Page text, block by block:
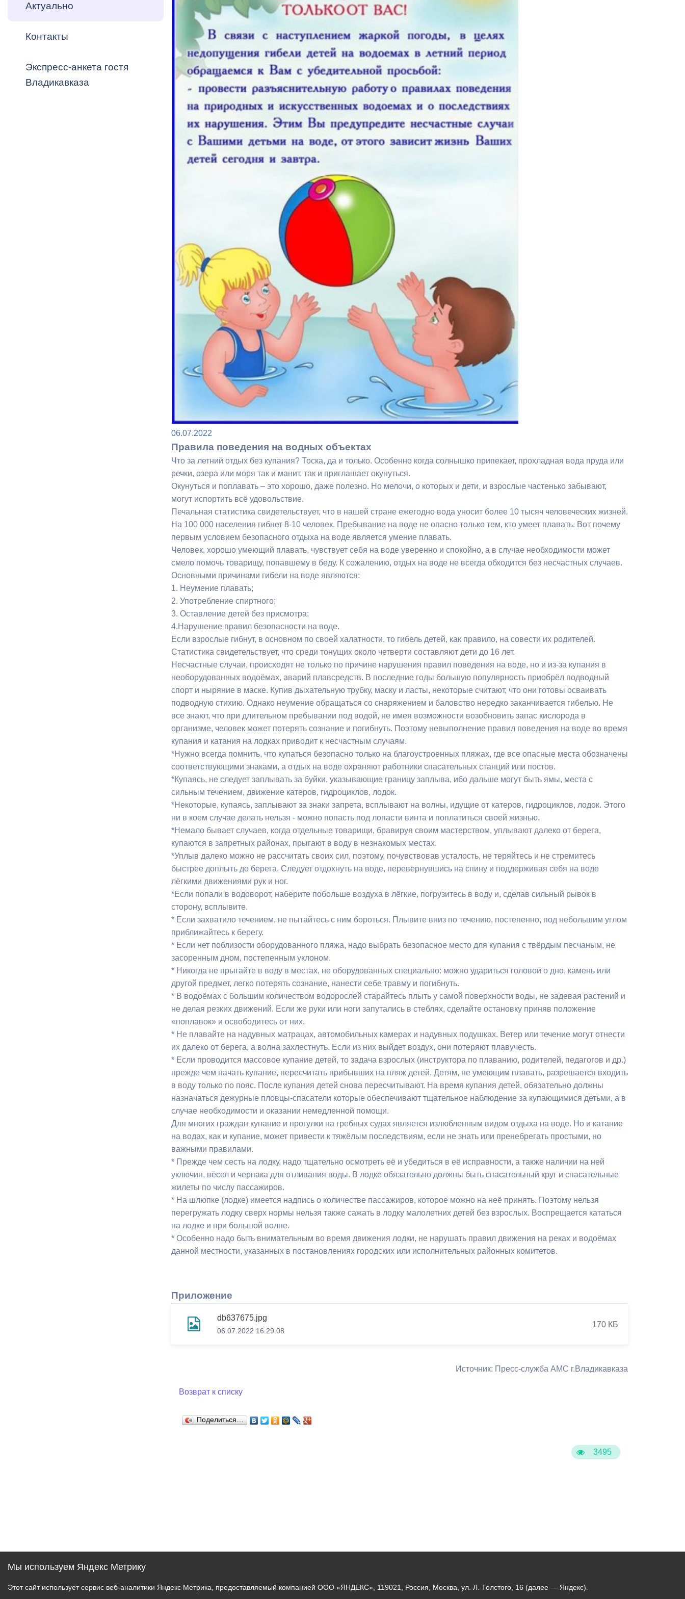
Распоряжения, постановления Кадровая политика
ОРВ и экспертиза НПА Контактная информация Градостроительная деятельность
Оценка деятельности органов
местного самоуправления
Списки граждан, состоящих на
учете в качестве нуждающихся в
улучшении жилищных условий по
г. Владикавказ
Формирование комфортной
Бюджет для граждан
Открытые данные
Общественное обсуждение
документов стратегического
Гражданская оборона в
Порядок обжалования решений и
действий органов местного
самоуправления
Муниципальный контроль Выборы 2026
Актуально
Контакты
Экспресс-анкета гостя
Владикавказа
3495
06.07.2022
Правила поведения на водных объектах
Что за летний отдых без купания? Тоска, да и только. Особенно когда солнышко припекает, прохладная вода пруда или
речки, озера или моря так и манит, так и приглашает окунуться.
Окунуться и поплавать – это хорошо, даже полезно. Но мелочи, о которых и дети, и взрослые частенько забывают,
могут испортить всё удовольствие.
Печальная статистика свидетельствует, что в нашей стране ежегодно вода уносит более 10 тысяч человеческих жизней.
На 100 000 населения гибнет 8-10 человек. Пребывание на воде не опасно только тем, кто умеет плавать. Вот почему
первым условием безопасного отдыха на воде является умение плавать.
Человек, хорошо умеющий плавать, чувствует себя на воде уверенно и спокойно, а в случае необходимости может
смело помочь товарищу, попавшему в беду. К сожалению, отдых на воде не всегда обходится без несчастных случаев.
Основными причинами гибели на воде являются:
1. Неумение плавать;
2. Употребление спиртного;
3. Оставление детей без присмотра;
4.Нарушение правил безопасности на воде.
Если взрослые гибнут, в основном по своей халатности, то гибель детей, как правило, на совести их родителей.
Статистика свидетельствует, что среди тонущих около четверти составляют дети до 16 лет.
Несчастные случаи, происходят не только по причине нарушения правил поведения на воде, но и из-за купания в
необорудованных водоёмах, аварий плавсредств. В последние годы большую популярность приобрёл подводный
спорт и ныряние в маске. Купив дыхательную трубку, маску и ласты, некоторые считают, что они готовы осваивать
подводную стихию. Однако неумение обращаться со снаряжением и баловство нередко заканчивается гибелью. Не
все знают, что при длительном пребывании под водой, не имея возможности возобновить запас кислорода в
организме, человек может потерять сознание и погибнуть. Поэтому невыполнение правил поведения на воде во время
купания и катания на лодках приводит к несчастным случаям.
*Нужно всегда помнить, что купаться безопасно только на благоустроенных пляжах, где все опасные места обозначены
соответствующими знаками, а отдых на воде охраняют работники спасательных станций или постов.
*Купаясь, не следует заплывать за буйки, указывающие границу заплыва, ибо дальше могут быть ямы, места с
сильным течением, движение катеров, гидроциклов, лодок.
*Некоторые, купаясь, заплывают за знаки запрета, всплывают на волны, идущие от катеров, гидроциклов, лодок. Этого
ни в коем случае делать нельзя - можно попасть под лопасти винта и поплатиться своей жизнью.
*Немало бывает случаев, когда отдельные товарищи, бравируя своим мастерством, уплывают далеко от берега,
купаются в запретных районах, прыгают в воду в незнакомых местах.
*Уплыв далеко можно не рассчитать своих сил, поэтому, почувствовав усталость, не теряйтесь и не стремитесь
быстрее доплыть до берега. Следует отдохнуть на воде, перевернувшись на спину и поддерживая себя на воде
лёгкими движениями рук и ног.
*Если попали в водоворот, наберите побольше воздуха в лёгкие, погрузитесь в воду и, сделав сильный рывок в
сторону, всплывите.
* Если захватило течением, не пытайтесь с ним бороться. Плывите вниз по течению, постепенно, под небольшим углом
приближайтесь к берегу.
* Если нет поблизости оборудованного пляжа, надо выбрать безопасное место для купания с твёрдым песчаным, не
засоренным дном, постепенным уклоном.
* Никогда не прыгайте в воду в местах, не оборудованных специально: можно удариться головой о дно, камень или
другой предмет, легко потерять сознание, нанести себе травму и погибнуть.
* В водоёмах с большим количеством водорослей старайтесь плыть у самой поверхности воды, не задевая растений и
не делая резких движений. Если же руки или ноги запутались в стеблях, сделайте остановку приняв положение
«поплавок» и освободитесь от них.
* Не плавайте на надувных матрацах, автомобильных камерах и надувных подушках. Ветер или течение могут отнести
их далеко от берега, а волна захлестнуть. Если из них выйдет воздух, они потеряют плавучесть.
* Если проводится массовое купание детей, то задача взрослых (инструктора по плаванию, родителей, педагогов и др.)
прежде чем начать купание, пересчитать прибывших на пляж детей. Детям, не умеющим плавать, разрешается входить
в воду только по пояс. После купания детей снова пересчитывают. На время купания детей, обязательно должны
назначаться дежурные пловцы-спасатели которые обеспечивают тщательное наблюдение за купающимися детьми, а в
случае необходимости и оказании немедленной помощи.
Для многих граждан купание и прогулки на гребных судах является излюбленным видом отдыха на воде. Но и катание
на водах, как и купание, может привести к тяжёлым последствиям, если не знать или пренебрегать простыми, но
важными правилами.
* Прежде чем сесть на лодку, надо тщательно осмотреть её и убедиться в её исправности, а также наличии на ней
уключин, вёсел и черпака для отливания воды. В лодке обязательно должны быть спасательный круг и спасательные
жилеты по числу пассажиров.
* На шлюпке (лодке) имеется надпись о количестве пассажиров, которое можно на неё принять. Поэтому нельзя
перегружать лодку сверх нормы нельзя также сажать в лодку малолетних детей без взрослых. Воспрещается кататься
на лодке и при большой волне.
* Особенно надо быть внимательным во время движения лодки, не нарушать правил движения на реках и водоёмах
данной местности, указанных в постановлениях городских или исполнительных районных комитетов.
Приложение
db637675.jpg
06.07.2022 16:29:08
170 КБ
Источник: Пресс-служба АМС г.Владикавказа
Возврат к списку
Поделиться…
Мы используем Яндекс Метрику
Этот сайт использует сервис веб-аналитики Яндекс Метрика, предоставляемый компанией ООО «ЯНДЕКС», 119021, Россия, Москва, ул. Л. Толстого, 16 (далее — Яндекс).